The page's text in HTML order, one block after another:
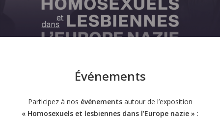
Événements
Participez à nos événementsautour de l’exposition
« Homosexuels et lesbiennes dans l’Europe nazie » :